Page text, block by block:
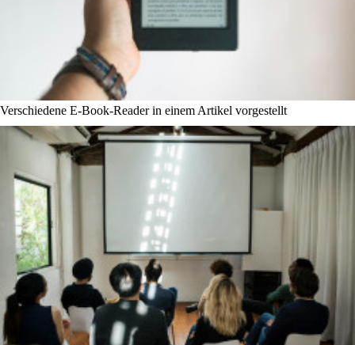
Verschiedene E-Book-Reader in einem Artikel vorgestellt